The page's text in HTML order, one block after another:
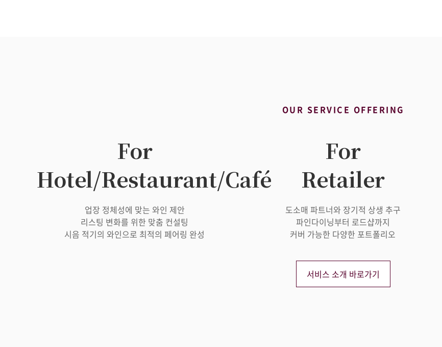
OUR SERVICE OFFERING
For
Hotel/Restaurant/Café
업장 정체성에 맞는 와인 제안
리스팅 변화를 위한 맞춤 컨설팅
시음 적기의 와인으로 최적의 페어링 완성
For
Retailer
도소매 파트너와 장기적 상생 추구
파인다이닝부터 로드샵까지
커버 가능한 다양한 포트폴리오
서비스 소개 바로가기